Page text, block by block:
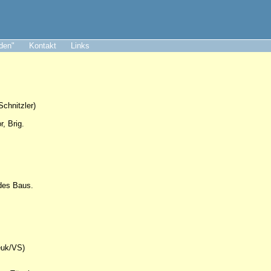
Kontakt Links
Brig.
Baus.
VS)